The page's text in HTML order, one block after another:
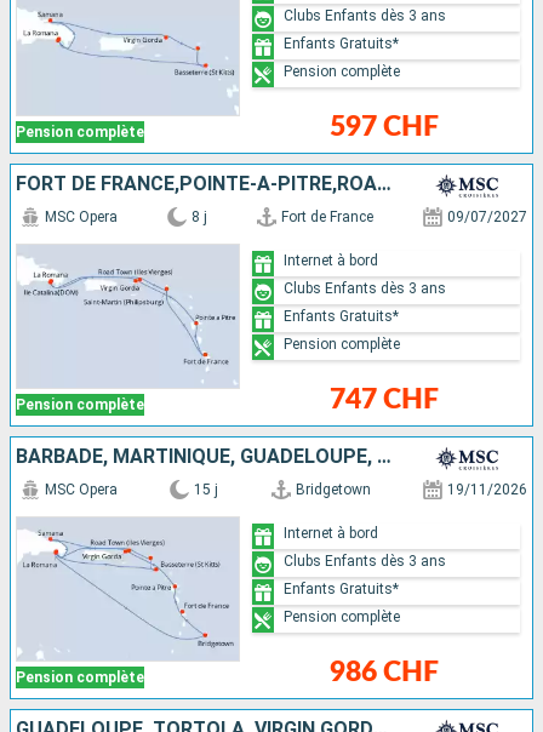
Pension complète 597 CHF
Clubs Enfants dès 3 ans
Enfants Gratuits*
Pension complète
FORT DE FRANCE,POINTE-A-PITRE,ROAD TOWN,LA ROMANA,
Pension complète
MSC Opera 8 j Fort de France 09/07/2027
747 CHF
Internet à bord
Clubs Enfants dès 3 ans
Enfants Gratuits*
Pension complète
BARBADE, MARTINIQUE, GUADELOUPE, TORTOLA, RÉPUBLIQUE DOMINICAINE, VIRGIN GORDA, SAINT-MARTIN, SAINT-CHRISTOPHE-ET-NIÉVÈS
Pension complète
MSC Opera 15 j Bridgetown 19/11/2026
986 CHF
Internet à bord
Clubs Enfants dès 3 ans
Enfants Gratuits*
Pension complète